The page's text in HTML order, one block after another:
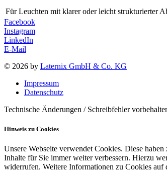
Für Leuchten mit klarer oder leicht strukturierter
Facebook
Instagram
LinkedIn
E-Mail
© 2026 by Laternix GmbH & Co. KG
Impressum
Datenschutz
Technische Änderungen / Schreibfehler
Hinweis zu Cookies
Unsere Webseite verwendet Cookies. Diese
Inhalte für Sie immer weiter verbessern. Hierzu
widerrufen. Weitere Informationen zu Cookies auf